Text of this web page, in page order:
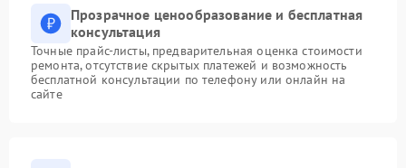
Прозрачное ценообразование и бесплатная
консультация
Точные прайс-листы, предварительная оценка стоимости
ремонта, отсутствие скрытых платежей и возможность
бесплатной консультации по телефону или онлайн на
сайте